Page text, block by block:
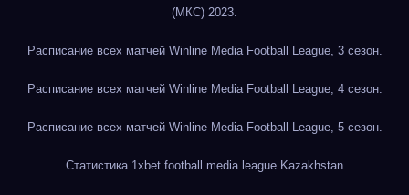
(МКС) 2023.
Расписание всех матчей Winline Media Football League, 3 сезон.
Расписание всех матчей Winline Media Football League, 4 сезон.
Расписание всех матчей Winline Media Football League, 5 сезон.
Статистика 1xbet football media league Kazakhstan